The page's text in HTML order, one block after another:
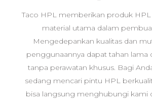
Taco HPL memberikan produk HPL
material utama dalam
Mengedepankan kualitas dan
penggunaannya dapat tahan lama
tanpa perawatan khusus. Bagi
sedang mencari pintu HPL
bisa langsung menghubungi kami